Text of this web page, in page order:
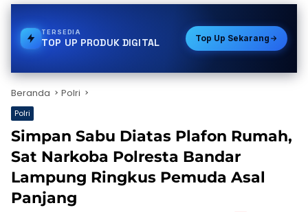
TERSEDIA
TOP UP PRODUK DIGITAL Top Up Sekarang
Beranda Polri
Polri
Simpan Sabu Diatas Plafon Rumah,
Sat Narkoba Polresta Bandar
Lampung Ringkus Pemuda Asal
Panjang